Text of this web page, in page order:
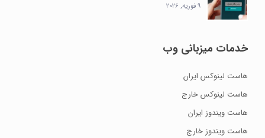
9 فوریه, 2026
خدمات میزبانی وب
هاست لینوکس ایران
هاست لینوکس خارج
هاست ویندوز ایران
هاست ویندوز خارج